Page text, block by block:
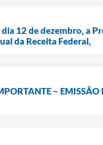
12 de dezembro, a
da Receita Federal,
– EMISSÃO